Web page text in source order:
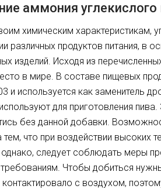
аммония
химическим
различных продуктов питания, в
изделий. Исходя из
в мире. В составе пищевых
и используется как заменитель
для приготовления
без данной добавки.
что при воздействии высоких
следует соблюдать меры
Чтобы добиться
с воздухом,